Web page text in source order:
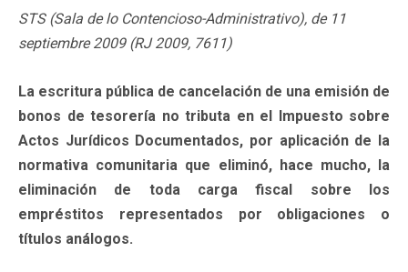
STS (Sala de lo Contencioso-Administrativo), de 11
septiembre 2009 (RJ 2009, 7611)
La escritura pública de cancelación de una emisión de
bonos de tesorería no tributa en el Impuesto sobre
Actos Jurídicos Documentados, por aplicación de la
normativa comunitaria que eliminó, hace mucho, la
eliminación de toda carga fiscal sobre los
empréstitos representados por obligaciones o
títulos análogos.